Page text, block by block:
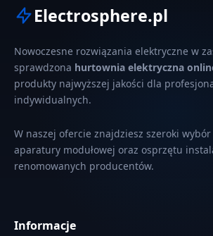
Electrosphere.pl
Nowoczesne rozwiązania elektryczne w
sprawdzona hurtownia elektryczna
produkty najwyższej jakości dla
indywidualnych.
W naszej ofercie znajdziesz szeroki
aparatury modułowej oraz osprzętu
renomowanych producentów.
Informacje